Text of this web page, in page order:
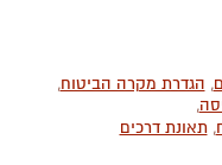
, הגדרת מקרה הביטוח,
,
,תאונת דרכים